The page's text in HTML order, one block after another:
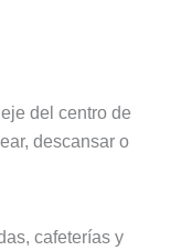
del centro de
descansar o
cafeterías y